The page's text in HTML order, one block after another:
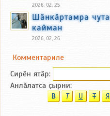
2026, 02, 25
Шӑнкӑртамра
кайман
2026, 02, 26
Комментариле
Сирӗн ятӑp:
Анлӑлатса ҫырни:
B T U T